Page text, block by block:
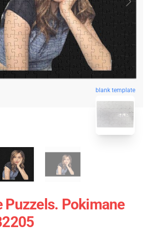
blank template
Puzzels. Pokimane